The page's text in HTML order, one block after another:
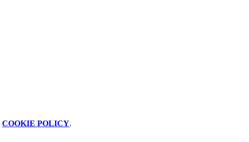
COOKIE POLICY.